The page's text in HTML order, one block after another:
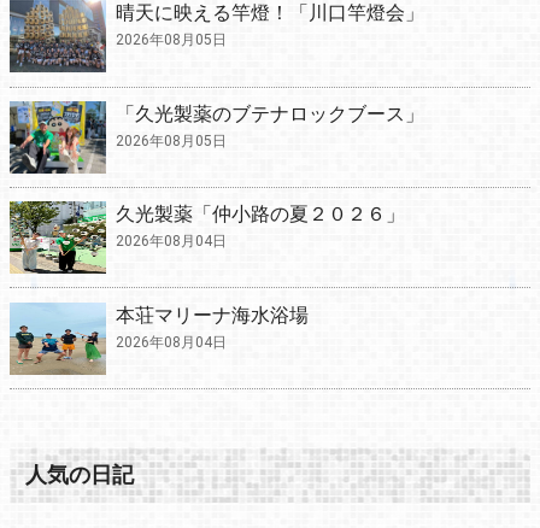
晴天に映える竿燈！「川口竿燈会」
2026年08月05日
「久光製薬のブテナロックブース」
2026年08月05日
久光製薬「仲小路の夏２０２６」
2026年08月04日
本荘マリーナ海水浴場
2026年08月04日
人気の日記